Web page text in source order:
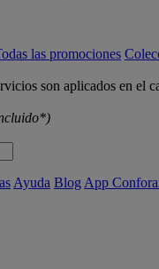
las promociones
son aplicados en el
Ayuda Blog App